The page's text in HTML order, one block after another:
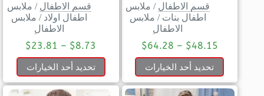
قسم الاطفال / ملابس
اطفال بنات / ملابس
الاطفال
$48.15
–
$64.28
تحديد أحد الخيارات
قسم الاطفال / ملابس
اطفال اولاد / ملابس
الاطفال
$8.73
–
$23.81
تحديد أحد الخيارات